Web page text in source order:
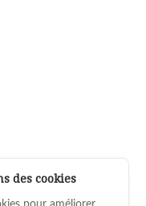
des cookies